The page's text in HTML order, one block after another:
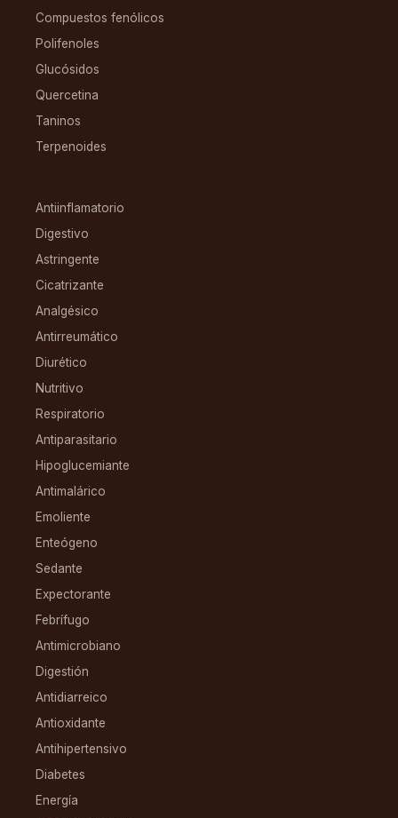
Compuestos fenólicos
Polifenoles
Glucósidos
Quercetina
Taninos
Terpenoides
Antiinflamatorio
Digestivo
Astringente
Cicatrizante
Analgésico
Antirreumático
Diurético
Nutritivo
Respiratorio
Antiparasitario
Hipoglucemiante
Antimalárico
Emoliente
Enteógeno
Sedante
Expectorante
Febrífugo
Antimicrobiano
Digestión
Antidiarreico
Antioxidante
Antihipertensivo
Diabetes
Energía